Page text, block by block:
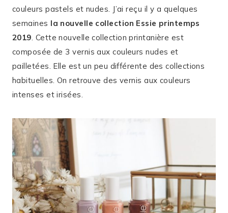
couleurs pastels et nudes. J’ai reçu il y a quelques
semaines la nouvelle collection Essie printemps
2019. Cette nouvelle collection printanière est
composée de 3 vernis aux couleurs nudes et
pailletées. Elle est un peu différente des collections
habituelles. On retrouve des vernis aux couleurs
intenses et irisées.